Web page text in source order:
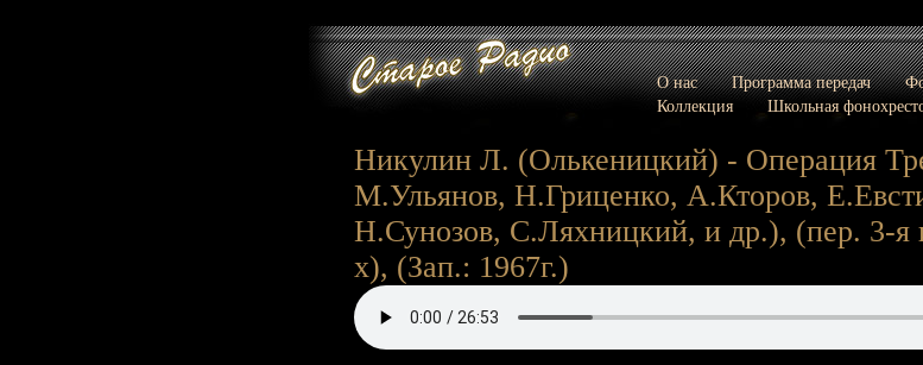
О нас Программа передач
Коллекция
Школьная
Никулин Л. (Олькеницкий) - Операция
М.Ульянов, Н.Гриценко, А.Кторов,
Н.Сунозов, С.Ляхницкий, и др.), (пер. 3-я
х), (Зап.: 1967г.)